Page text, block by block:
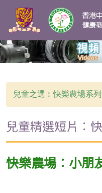
兒童之選︰快樂農場系列
兒童精選短片︰
快樂農場︰小朋